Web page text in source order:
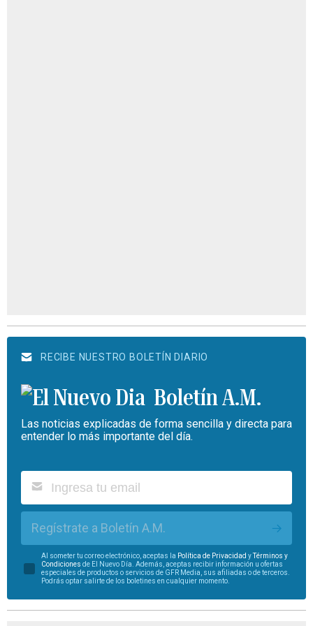
RECIBE NUESTRO BOLETÍN DIARIO
Boletín A.M.
Las noticias explicadas de forma sencilla y directa para
entender lo más importante del día.
Regístrate a Boletín A.M.
Al someter tu correo electrónico, aceptas la Política de Privacidad yTérminos y
Condiciones de El Nuevo Día. Además, aceptas recibir información u ofertas
especiales de productos o servicios de GFR Media, sus afiliadas o de terceros.
Podrás optar salirte de los boletines en cualquier momento.